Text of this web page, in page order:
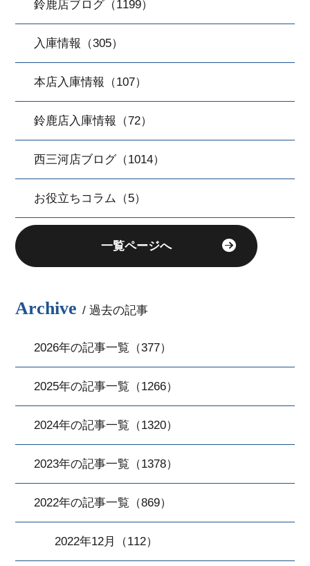
鈴鹿店ブログ（1199）
入庫情報（305）
本店入庫情報（107）
鈴鹿店入庫情報（72）
西三河店ブログ（1014）
お役立ちコラム（5）
一覧ページへ
Archive / 過去の記事
2026年の記事一覧（377）
2025年の記事一覧（1266）
2024年の記事一覧（1320）
2023年の記事一覧（1378）
2022年の記事一覧（869）
2022年12月（112）